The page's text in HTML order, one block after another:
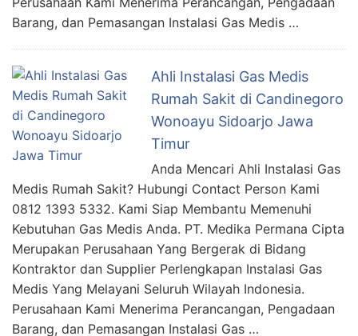
Barang, dan Pemasangan Instalasi Gas Medis …
Ahli Instalasi Gas Medis
Rumah Sakit di Candinegoro
Wonoayu Sidoarjo Jawa
Timur
Anda Mencari Ahli Instalasi Gas
Medis Rumah Sakit? Hubungi Contact Person Kami
0812 1393 5332. Kami Siap Membantu Memenuhi
Kebutuhan Gas Medis Anda. PT. Medika Permana Cipta
Merupakan Perusahaan Yang Bergerak di Bidang
Kontraktor dan Supplier Perlengkapan Instalasi Gas
Medis Yang Melayani Seluruh Wilayah Indonesia.
Perusahaan Kami Menerima Perancangan, Pengadaan
Barang, dan Pemasangan Instalasi Gas …